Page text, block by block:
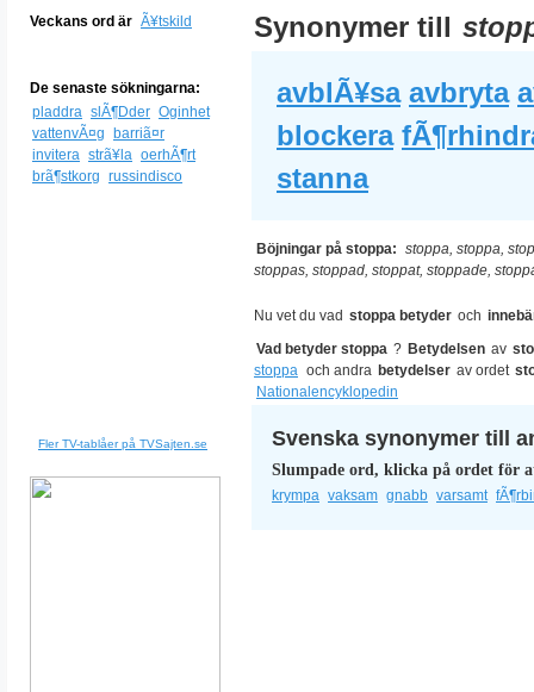
Veckans ord är Ã¥tskild
De senaste sökningarna:
pladdra slÃ¶Dder Oginhet
vattenvÃ¤g
barriã¤r
invitera strã¥la oerhÃ¶rt
brã¶stkorg russindisco
Fler TV-tablåer på TVSajten.se
Synonymer till
avblÃ¥sa avbryta
blockera
stanna
Böjningar på stoppa: stoppa, stoppa,
stoppas, stoppad, stoppat, stoppade,
Nu vet du vad stoppa betyder och
Vad betyder stoppa ? Betydelsen av
stoppa och andra betydelser av ordet
Nationalencyklopedin
Svenska synonymer till
Slumpade ord, klicka på ordet för
krympa vaksam gnabb varsamt